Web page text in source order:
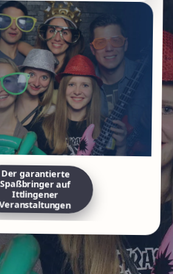
Der garantierte
Spaßbringer auf
Ittlingener
Veranstaltungen